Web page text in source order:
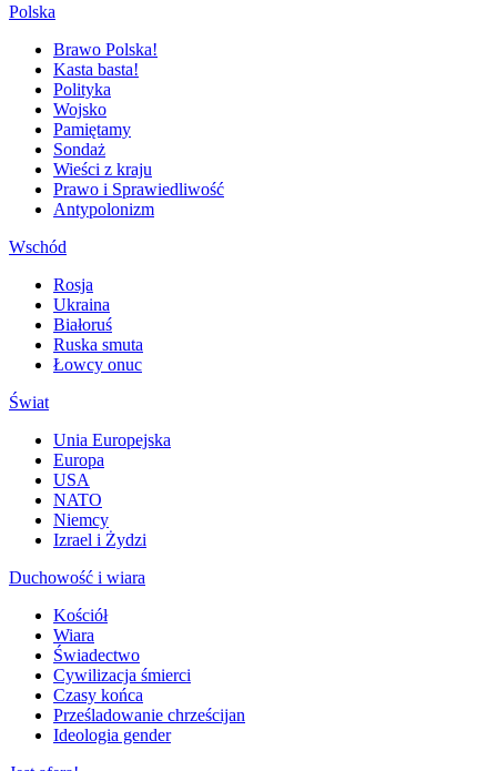
Polska
Brawo Polska!
Kasta basta!
Polityka
Wojsko
Pamiętamy
Sondaż
Wieści z kraju
Prawo i Sprawiedliwość
Antypolonizm
Wschód
Rosja
Ukraina
Białoruś
Ruska smuta
Łowcy onuc
Świat
Unia Europejska
Europa
USA
NATO
Niemcy
Izrael i Żydzi
Duchowość i wiara
Kościół
Wiara
Świadectwo
Cywilizacja śmierci
Czasy końca
Prześladowanie chrześcijan
Ideologia gender